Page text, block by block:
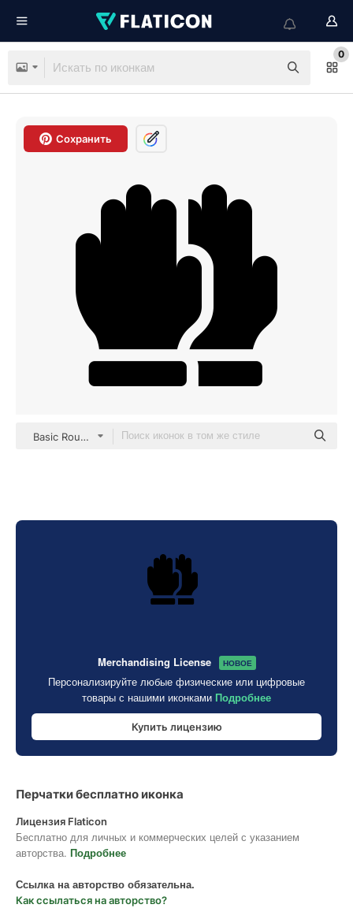
0
Сохранить
Basic Rounded Filled
Merchandising License НОВОЕ
Персонализируйте любые физические или цифровые
товары с нашими иконками Подробнее
Купить лицензию
Перчатки бесплатно иконка
Лицензия Flaticon
Бесплатно для личных и коммерческих целей с указанием
авторства. Подробнее
Ссылка на авторство обязательна.
Как ссылаться на авторство?